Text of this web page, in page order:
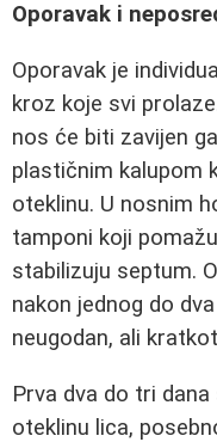
Oporavak i
Oporavak je
kroz koje svi
nos će biti zavijen
plastičnim kalupom
oteklinu. U nosnim
tamponi koji
stabilizuju septum.
nakon jednog do
neugodan, ali
Prva dva do tri
oteklinu lica,